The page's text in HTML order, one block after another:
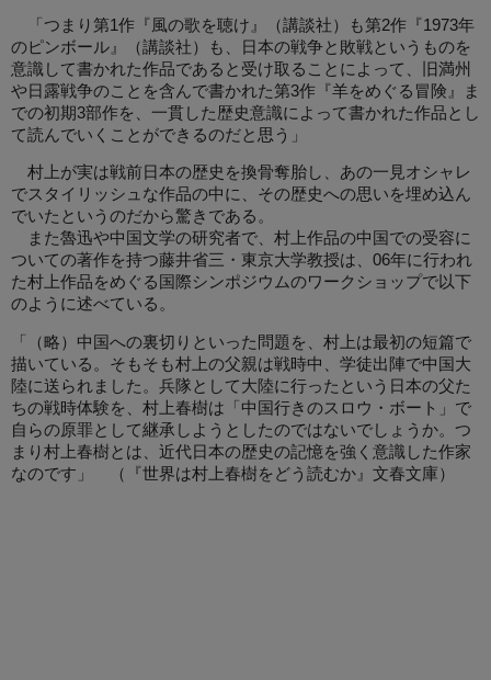
「つまり第1作『風の歌を聴け』（講談社）も第2作『1973年
のピンボール』（講談社）も、日本の戦争と敗戦というものを
意識して書かれた作品であると受け取ることによって、旧満州
や日露戦争のことを含んで書かれた第3作『羊をめぐる冒険』ま
での初期3部作を、一貫した歴史意識によって書かれた作品とし
て読んでいくことができるのだと思う」
村上が実は戦前日本の歴史を換骨奪胎し、あの一見オシャレ
でスタイリッシュな作品の中に、その歴史への思いを埋め込ん
でいたというのだから驚きである。
また魯迅や中国文学の研究者で、村上作品の中国での受容に
ついての著作を持つ藤井省三・東京大学教授は、06年に行われ
た村上作品をめぐる国際シンポジウムのワークショップで以下
のように述べている。
「（略）中国への裏切りといった問題を、村上は最初の短篇で
描いている。そもそも村上の父親は戦時中、学徒出陣で中国大
陸に送られました。兵隊として大陸に行ったという日本の父た
ちの戦時体験を、村上春樹は「中国行きのスロウ・ボート」で
自らの原罪として継承しようとしたのではないでしょうか。つ
まり村上春樹とは、近代日本の歴史の記憶を強く意識した作家
なのです」 （『世界は村上春樹をどう読むか』文春文庫）